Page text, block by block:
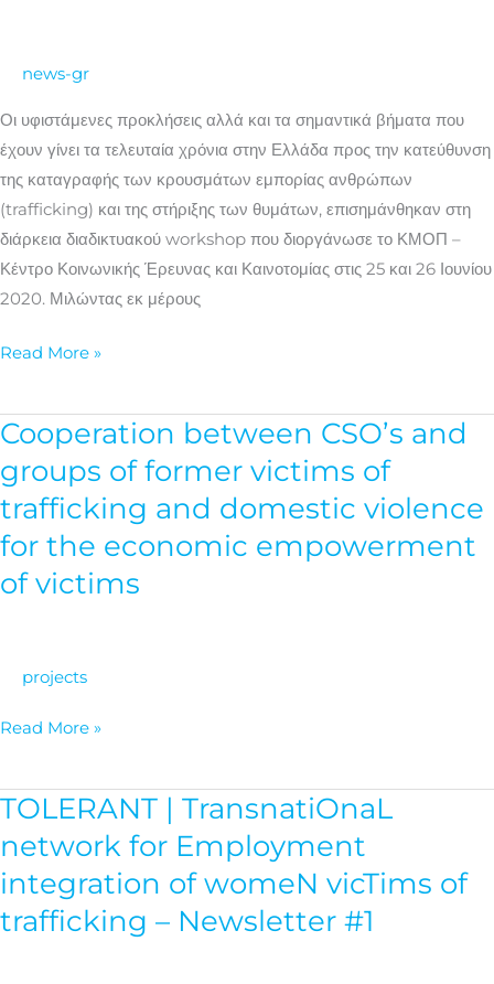
news-gr
Οι υφιστάμενες προκλήσεις αλλά και τα σημαντικά βήματα που
έχουν γίνει τα τελευταία χρόνια στην Ελλάδα προς την κατεύθυνση
της καταγραφής των κρουσμάτων εμπορίας ανθρώπων
(trafficking) και της στήριξης των θυμάτων, επισημάνθηκαν στη
διάρκεια διαδικτυακού workshop που διοργάνωσε το ΚΜΟΠ –
Κέντρο Κοινωνικής Έρευνας και Καινοτομίας στις 25 και 26 Ιουνίου
2020. Μιλώντας εκ μέρους
Read More »
Cooperation between CSO’s and
groups of former victims of
trafficking and domestic violence
for the economic empowerment
of victims
projects
Cooperation
CSO’s
and
groups
of
and
violence
for
the
economic
empowerment
of
Read More »
TOLERANT | TransnatiOnaL
network for Employment
integration of womeN vicTims of
trafficking – Newsletter #1
TOLERANT
TransnatiOnaL
network
for